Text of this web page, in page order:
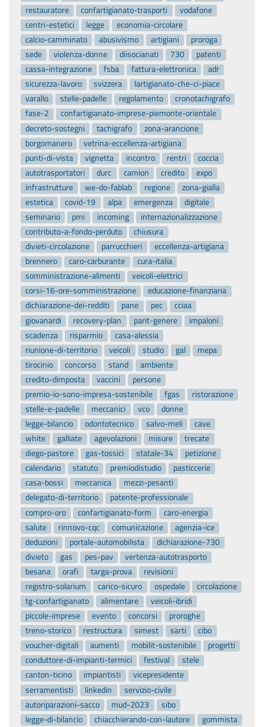
restauratore
confartigianato-trasporti
vodafone
centri-estetici
legge
economia-circolare
calcio-camminato
abusivismo artigiani
proroga
sede
violenza-donne diisocianati 730
patenti
cassa-integrazione
fsba fattura-elettronica
adr
sicurezza-lavoro
svizzera
lartigianato-che-ci-piace
varallo
stelle-padelle regolamento
cronotachigrafo
fase-2
confartigianato-imprese-piemonte-orientale
decreto-sostegni
tachigrafo
zona-arancione
borgomanero
vetrina-eccellenza-artigiana
punti-di-vista
vignetta incontro rentri
coccia
autotrasportatori
durc camion credito
expo
infrastrutture
we-do-fablab regione
zona-gialla
estetica
covid-19 alpa emergenza
digitale
seminario
pmi incoming
internazionalizzazione
contributo-a-fondo-perduto
chiusura
divieti-circolazione
parrucchieri
eccellenza-artigiana
brennero
caro-carburante
cura-italia
somministrazione-alimenti
veicoli-elettrici
corsi-16-ore-somministrazione
educazione-finanziaria
dichiarazione-dei-redditi
pane pec
cciaa
giovanardi
recovery-plan parit-genere
impaloni
scadenza
risparmio
casa-alessia
riunione-di-territorio
veicoli studio gal
mepa
tirocinio
concorso stand
ambiente
credito-dimposta
vaccini
persone
premio-io-sono-impresa-sostenibile
fgas
ristorazione
stelle-e-padelle
meccanici vco
donne
legge-bilancio
odontotecnico salvo-meli
cave
white
galliate agevolazioni misure
trecate
diego-pastore
gas-tossici statale-34
petizione
calendario
statuto premiodistudio
pasticcerie
casa-bossi
meccanica
mezzi-pesanti
delegato-di-territorio
patente-professionale
compro-oro
confartigianato-form
caro-energia
salute
rinnovo-cqc comunicazione
agenzia-ice
deduzioni
portale-automobilista
dichiarazione-730
divieto
gas pes-pav
vertenza-autotrasporto
besana
orafi targa-prova
revisioni
registro-solarium
carico-sicuro ospedale
circolazione
tg-confartigianato
alimentare
veicoli-ibridi
piccole-imprese
evento concorsi
proroghe
treno-storico
restructura simest sarti
cibo
voucher-digitali
aumenti mobilit-sostenibile
progetti
conduttore-di-impianti-termici
festival
stele
canton-ticino
impiantisti
vicepresidente
serramentisti
linkedin
servizio-civile
autoriparazioni-sacco
mud-2023
sibo
legge-di-bilancio
chiacchierando-con-lautore
gommista